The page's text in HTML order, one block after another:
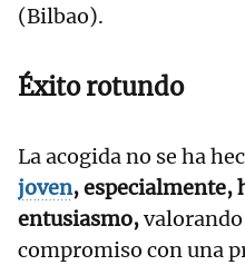
(Bilbao).
Éxito rotundo
La acogida no se ha
joven, especialmente,
entusiasmo,
compromiso con una